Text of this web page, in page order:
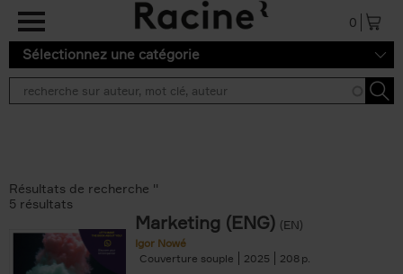
Aller au contenu principal
0
Sélectionnez une catégorie
Résultats de recherche ''
5 résultats
Marketing (ENG) (EN)
Igor Nowé
Couverture souple
2025 208